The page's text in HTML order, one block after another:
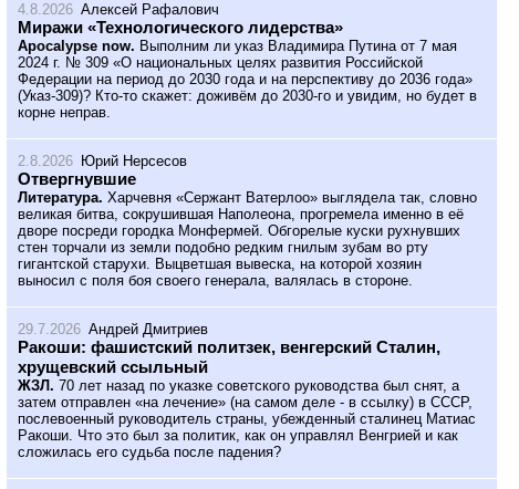
4.8.2026 Алексей Рафалович
Миражи «Технологического лидерства»
Apocalypse now. Выполним ли указ Владимира Путина от 7 мая
2024 г. № 309 «О национальных целях развития Российской
Федерации на период до 2030 года и на перспективу до 2036 года»
(Указ-309)? Кто-то скажет: доживём до 2030-го и увидим, но будет в
корне неправ.
2.8.2026 Юрий Нерсесов
Отвергнувшие
Литература. Харчевня «Сержант Ватерлоо» выглядела так, словно
великая битва, сокрушившая Наполеона, прогремела именно в её
дворе посреди городка Монфермей. Обгорелые куски рухнувших
стен торчали из земли подобно редким гнилым зубам во рту
гигантской старухи. Выцветшая вывеска, на которой хозяин
выносил с поля боя своего генерала, валялась в стороне.
29.7.2026 Андрей Дмитриев
Ракоши: фашистский политзек, венгерский Сталин,
хрущевский ссыльный
ЖЗЛ. 70 лет назад по указке советского руководства был снят, а
затем отправлен «на лечение» (на самом деле - в ссылку) в СССР,
послевоенный руководитель страны, убежденный сталинец Матиас
Ракоши. Что это был за политик, как он управлял Венгрией и как
сложилась его судьба после падения?